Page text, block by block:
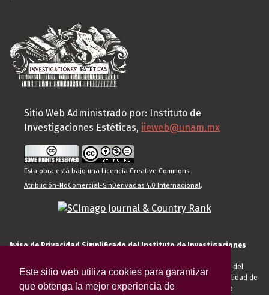
Este sitio web utiliza cookies para garantizar
que obtenga la mejor experiencia de
Sitio Web Administrado por: Instituto de
Investigaciones Estéticas, iieweb@unam.mx
Esta obra está bajo una Licencia Creative Commons
Atribución-NoComercial-SinDerivadas 4.0 Internacional.
Aviso de Privacidad Simplificado del Instituto de Investigaciones
El Instituto de Investigaciones Estéticas de la UNAM, es responsable del
tratamiento de sus datos personales para el registro de usted en calidad de
alumno, docente, personal de la entidad académica, conferencista o